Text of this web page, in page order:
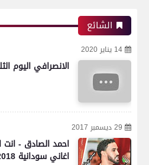
الشائع
14 يناير 2020
الانصرافي اليوم الثلاثاء
29 ديسمبر 2017
احمد الصادق -
اغاني سودانية 2018